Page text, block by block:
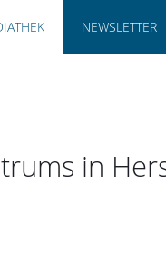
NEWSLETTER
in